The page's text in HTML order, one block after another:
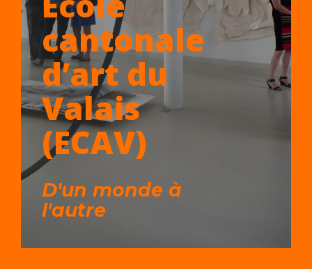
cantonale
d’art du
Valais
(ECAV)
D'un monde à
l'autre